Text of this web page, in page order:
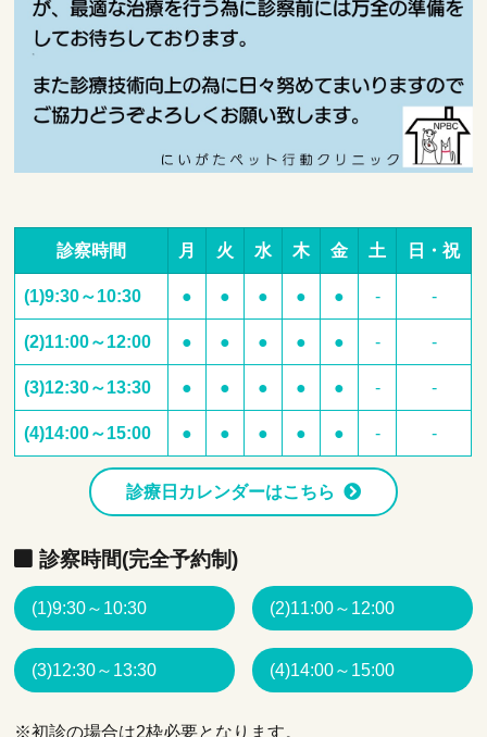
診察時間 月 火 水 木 金 土 日・祝
(1)9:30～10:30 ● ● ● ● ● - -
(2)11:00～12:00 ● ● ● ● ● - -
(3)12:30～13:30 ● ● ● ● ● - -
(4)14:00～15:00 ● ● ● ● ● - -
診療日カレンダーはこちら
診察時間(完全予約制)
(1)9:30～10:30 (2)11:00～12:00
(3)12:30～13:30 (4)14:00～15:00
※初診の場合は2枠必要となります。